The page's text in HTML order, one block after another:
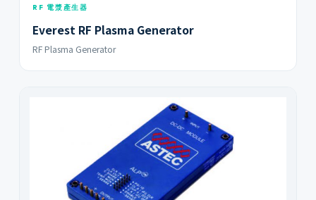
RF 電漿產生器
Everest RF Plasma Generator
RF Plasma Generator